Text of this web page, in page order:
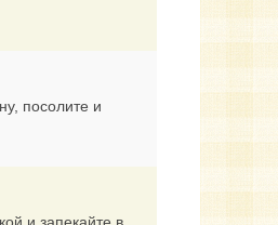
посолите и